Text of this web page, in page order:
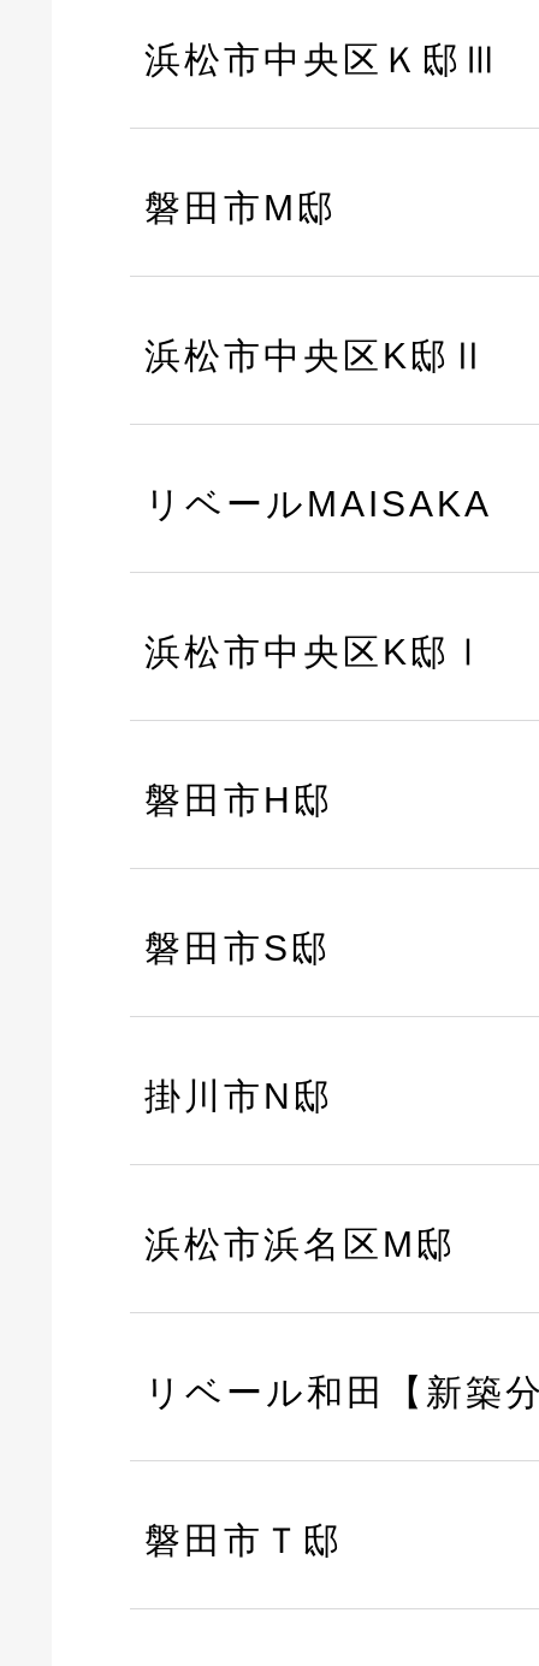
浜松市中央区Ｋ邸Ⅲ
磐田市M邸
浜松市中央区K邸Ⅱ
リベールMAISAKA
浜松市中央区K邸Ⅰ
磐田市H邸
磐田市S邸
掛川市N邸
浜松市浜名区M邸
リベール和田【新築
磐田市Ｔ邸